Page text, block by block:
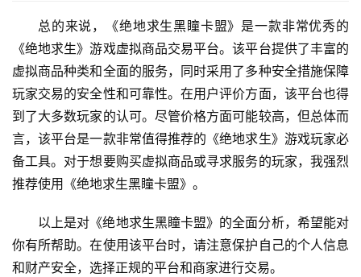
总的来说，《绝地求生黑瞳卡盟》是一款非常优秀的
《绝地求生》游戏虚拟商品交易平台。该平台提供了丰富的
虚拟商品种类和全面的服务，同时采用了多种安全措施保障
玩家交易的安全性和可靠性。在用户评价方面，该平台也得
到了大多数玩家的认可。尽管价格方面可能较高，但总体而
言，该平台是一款非常值得推荐的《绝地求生》游戏玩家必
备工具。对于想要购买虚拟商品或寻求服务的玩家，我强烈
推荐使用《绝地求生黑瞳卡盟》。
以上是对《绝地求生黑瞳卡盟》的全面分析，希望能对
你有所帮助。在使用该平台时，请注意保护自己的个人信息
和财产安全，选择正规的平台和商家进行交易。